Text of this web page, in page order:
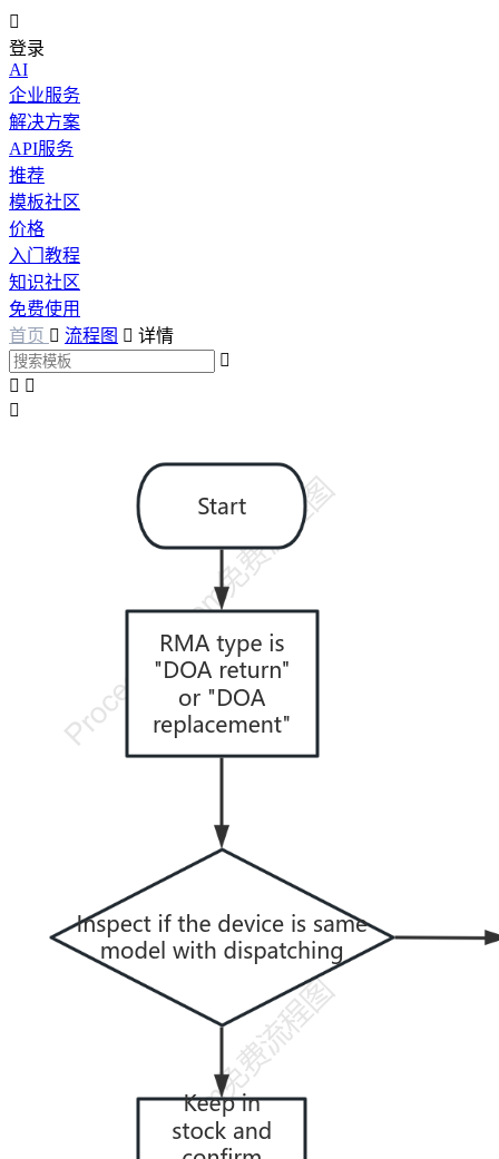

登录
AI
企业服务
解决方案
API服务
推荐
模板社区
价格
入门教程
知识社区
免费使用
首页  流程图  详情

 
